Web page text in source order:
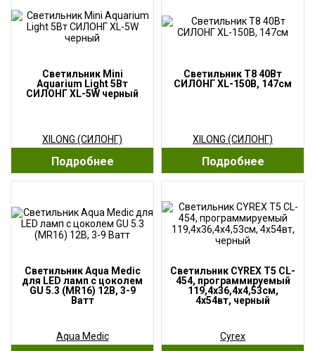
Светильник Mini
Aquarium Light 5Вт
СИЛОНГ XL-5W черный
XILONG (СИЛОНГ)
Подробнее
Светильник T8 40Вт
СИЛОНГ XL-150B, 147см
XILONG (СИЛОНГ)
Подробнее
Светильник Aqua Medic
для LED ламп с цоколем
GU 5.3 (MR16) 12В, 3-9
Ватт
Aqua Medic
Светильник CYREX T5 CL-
454, программируемый
119,4х36,4х4,53см,
4х54вт, черный
Cyrex